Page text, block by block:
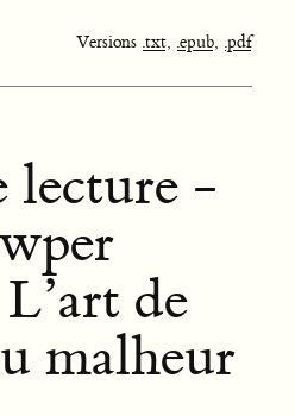
Versions .txt, .epub, .pdf
lecture -
de
malheur